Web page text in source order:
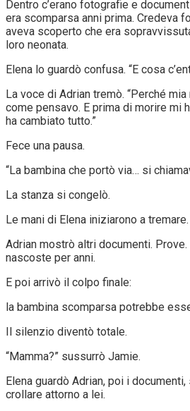
Dentro c’erano fotografie e
era scomparsa anni prima. Credeva
aveva scoperto che era
loro neonata.
Elena lo guardò confusa. “E cosa
La voce di Adrian tremò. “Perché
come pensavo. E prima di morire mi
ha cambiato tutto.”
Fece una pausa.
“La bambina che portò via… si
La stanza si congelò.
Le mani di Elena iniziarono a
Adrian mostrò altri documenti.
nascoste per anni.
E poi arrivò il colpo finale:
la bambina scomparsa potrebbe
Il silenzio diventò totale.
“Mamma?” sussurrò Jamie.
Elena guardò Adrian, poi i
crollare attorno a lei.